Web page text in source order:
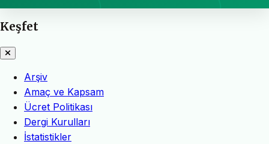
Keşfet
Arşiv
Amaç ve Kapsam
Ücret Politikası
Dergi Kurulları
İstatistikler